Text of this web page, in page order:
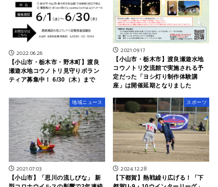
2022.06.26
【小山市・栃木市・野木町】渡良
瀬遊水地コウノトリ見守りボラン
ティア募集中！ 6/30（木）まで
2021.09.17
【小山市・栃木市】渡良瀬遊水地
コウノトリ交流館で実施される予
定だった「ヨシ灯り制作体験講
座」は開催延期となりました
地域ニュース
2021.07.03
【小山市】「思川の流しびな」 新
スポーツ
2024.12.28
【下都賀】熱戦繰り広げる！「下